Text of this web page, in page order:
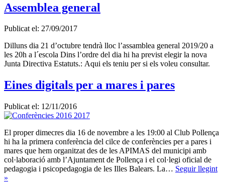
Assemblea general
Publicat el: 27/09/2017
Dilluns dia 21 d’octubre tendrà lloc l’assamblea general 2019/20 a
les 20h a l´escola Dins l’ordre del dia hi ha previst elegir la nova
Junta Directiva Estatuts.: Aqui els teniu per si els voleu consultar.
Eines digitals per a mares i pares
Publicat el: 12/11/2016
El proper dimecres dia 16 de novembre a les 19:00 al Club Pollença
hi ha la primera conferència del cilce de conferències per a pares i
mares que hem organitzat des de les APIMAS del municipi amb
col·laboració amb l’Ajuntament de Pollença i el col·legi oficial de
pedagogia i psicopedagogia de les Illes Balears. La… Seguir llegint
»